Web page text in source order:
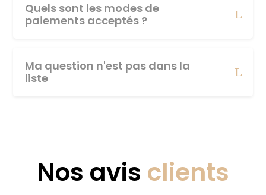
Quels sont les modes de
paiements acceptés ?
Ma question n'est pas dans la
liste
Nos avis clients